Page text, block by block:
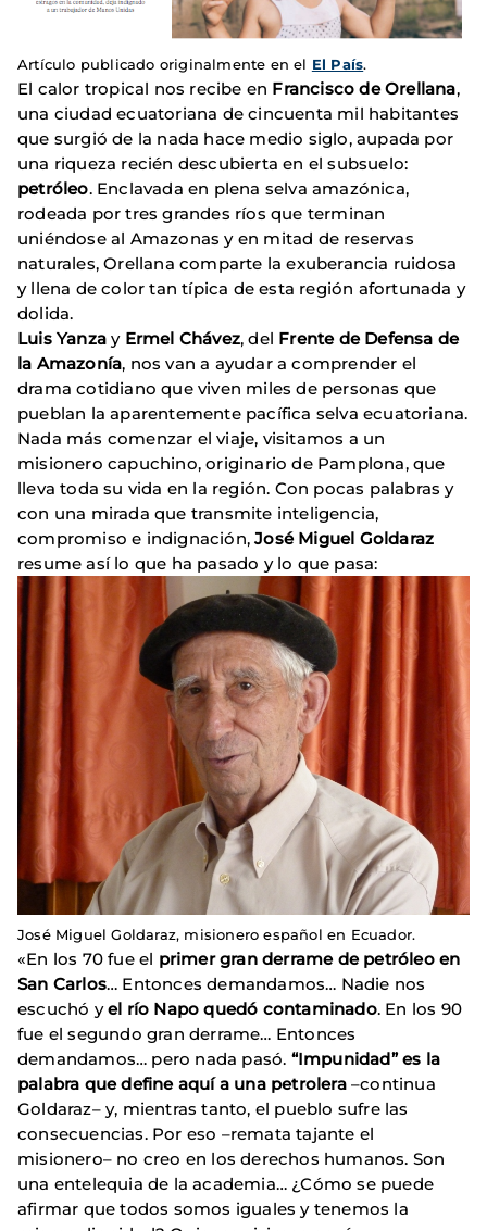
Artículo publicado originalmente en el El País.
El calor tropical nos recibe en Francisco de Orellana,
una ciudad ecuatoriana de cincuenta mil habitantes
que surgió de la nada hace medio siglo, aupada por
una riqueza recién descubierta en el subsuelo:
petróleo. Enclavada en plena selva amazónica,
rodeada por tres grandes ríos que terminan
uniéndose al Amazonas y en mitad de reservas
naturales, Orellana comparte la exuberancia ruidosa
y llena de color tan típica de esta región afortunada y
dolida.
Luis Yanza y Ermel Chávez, del Frente de Defensa de
la Amazonía, nos van a ayudar a comprender el
drama cotidiano que viven miles de personas que
pueblan la aparentemente pacífica selva ecuatoriana.
Nada más comenzar el viaje, visitamos a un
misionero capuchino, originario de Pamplona, que
lleva toda su vida en la región. Con pocas palabras y
con una mirada que transmite inteligencia,
compromiso e indignación,José Miguel Goldaraz
resume así lo que ha pasado y lo que pasa:
José Miguel Goldaraz, misionero español en Ecuador.
«En los 70 fue el primer gran derrame de petróleo en
San Carlos… Entonces demandamos… Nadie nos
escuchó yel río Napo quedó contaminado. En los 90
fue el segundo gran derrame… Entonces
demandamos… pero nada pasó. “Impunidad” es la
palabra que define aquí a una petrolera–continua
Goldaraz– y, mientras tanto, el pueblo sufre las
consecuencias. Por eso –remata tajante el
misionero– no creo en los derechos humanos. Son
una entelequia de la academia… ¿Cómo se puede
afirmar que todos somos iguales y tenemos la